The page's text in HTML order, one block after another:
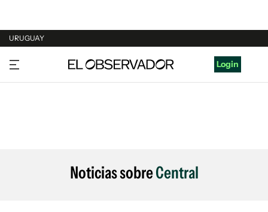
URUGUAY
URUGUAY
ARGENTINA
Login
Noticias sobreCentral